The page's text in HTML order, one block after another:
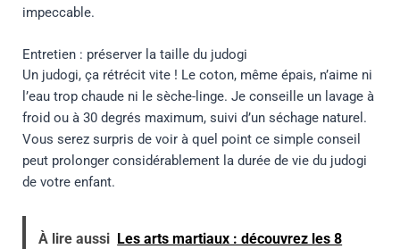
impeccable.
Entretien : préserver la taille du judogi
Un judogi, ça rétrécit vite ! Le coton, même épais, n’aime ni
l’eau trop chaude ni le sèche-linge. Je conseille un lavage à
froid ou à 30 degrés maximum, suivi d’un séchage naturel.
Vous serez surpris de voir à quel point ce simple conseil
peut prolonger considérablement la durée de vie du judogi
de votre enfant.
À lire aussi Les arts martiaux : découvrez les 8